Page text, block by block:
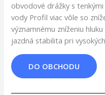
obvodové drážky s
vody Profil viac vôle so
významnému zníženiu
jazdná stabilita pri
DO OBCHODU